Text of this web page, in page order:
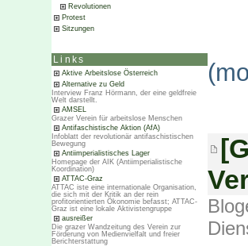
Revolutionen
Protest
Sitzungen
Links
Aktive Arbeitslose Österreich
Alternative zu Geld
Interview Franz Hörmann, der eine geldfreie
Welt darstellt.
AMSEL
Grazer Verein für arbeitslose Menschen
Antifaschistische Aktion (AfA)
Infoblatt der revolutionär antifaschistischen
Bewegung
Antiimperialistisches Lager
Homepage der AIK (Antiimperialistische
Koordination)
ATTAC-Graz
ATTAC iste eine internationale Organisation,
die sich mit der Kritik an der rein
profitorientierten Ökonomie befasst; ATTAC-
Graz ist eine lokale Aktivistengruppe
ausreißer
Die grazer Wandzeitung des Verein zur
Förderung von Medienvielfalt und freier
Berichterstattung